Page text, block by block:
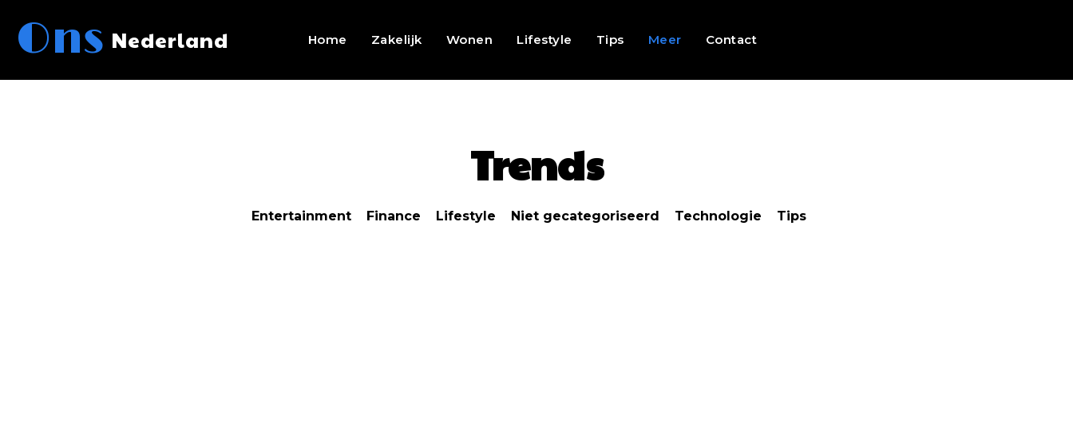
Ons Nederland Home Zakelijk Wonen Lifestyle Tips Meer Contact
Trends
Entertainment Finance Lifestyle Niet gecategoriseerd Technologie Tips